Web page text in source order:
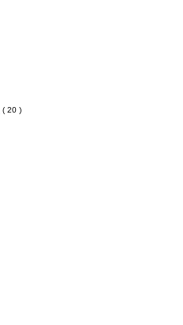
( 20 )